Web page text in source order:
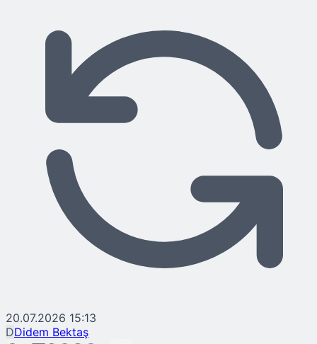
20.07.2026 15:13
DDidem Bektaş